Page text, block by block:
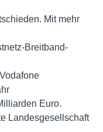
Mit mehr
Breitband-
Euro.
Landesgesellschaft